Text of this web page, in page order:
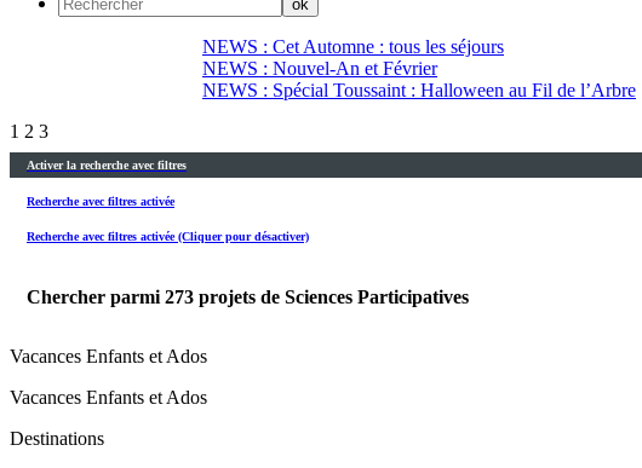
NEWS : Cet Automne : tous les séjours
NEWS : Nouvel-An et Février
NEWS : Spécial Toussaint : Halloween au Fil de l’Arbre
1 2 3
Activer la recherche avec filtres
Recherche avec filtres activée
Recherche avec filtres activée (Cliquer pour désactiver)
Chercher parmi 273 projets de Sciences Participatives
Vacances Enfants et Ados
Vacances Enfants et Ados
Destinations